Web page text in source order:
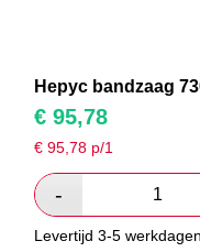
Hepyc bandzaag
€ 95,78
€95,78 p/1
Levertijd 3-5 werkdagen